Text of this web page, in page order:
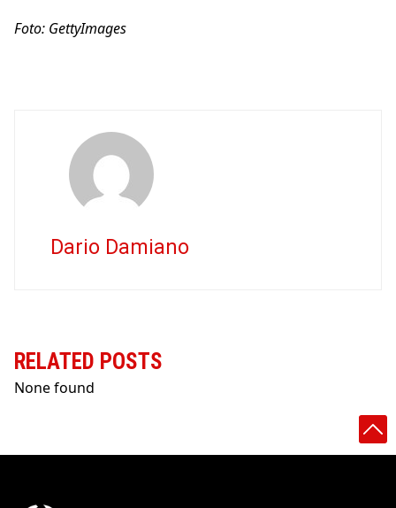
Foto: GettyImages
Dario Damiano
RELATED POSTS
None found